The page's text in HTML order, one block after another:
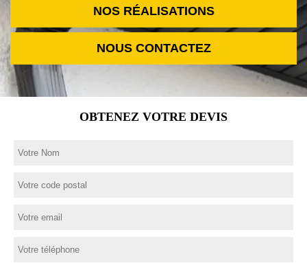
NOS RÉALISATIONS
NOUS CONTACTEZ
OBTENEZ VOTRE DEVIS